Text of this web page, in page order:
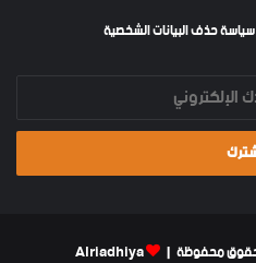
سياسة حذف البيانات الشخصية
Alriadhiya